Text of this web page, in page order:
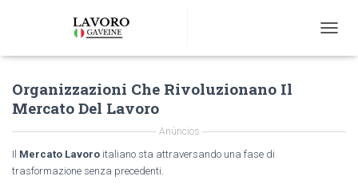
O
N
Organizzazioni Che Rivoluzionano Il
Mercato Del Lavoro
Anúncios
Il Mercato Lavoro italiano sta attraversando una fase di
trasformazione senza precedenti.